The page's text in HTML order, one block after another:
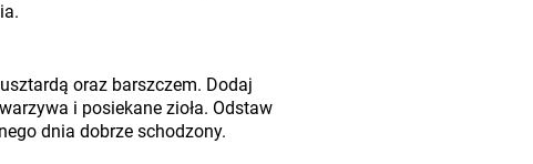
oraz barszczem. Dodaj
i posiekane zioła. Odstaw
dnia dobrze schodzony.